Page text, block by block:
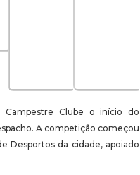
Clube o início do
A competição começou
Desportos da cidade, apoiado